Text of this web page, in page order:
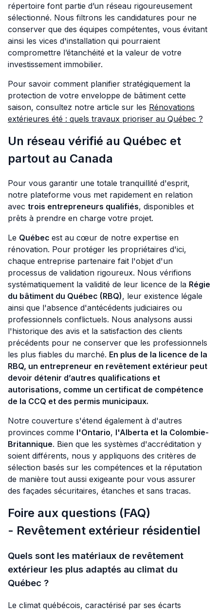
répertoire font partie d’un réseau rigoureusement
sélectionné. Nous filtrons les candidatures pour ne
conserver que des équipes compétentes, vous évitant
ainsi les vices d'installation qui pourraient
compromettre l’étanchéité et la valeur de votre
investissement immobilier.
Pour savoir comment planifier stratégiquement la
protection de votre enveloppe de bâtiment cette
saison, consultez notre article sur les Rénovations
extérieures été : quels travaux prioriser au Québec ?
Un réseau vérifié au Québec et
partout au Canada
Pour vous garantir une totale tranquillité d'esprit,
notre plateforme vous met rapidement en relation
avec trois entrepreneurs qualifiés, disponibles et
prêts à prendre en charge votre projet.
Le Québec est au cœur de notre expertise en
rénovation. Pour protéger les propriétaires d'ici,
chaque entreprise partenaire fait l'objet d'un
processus de validation rigoureux. Nous vérifions
systématiquement la validité de leur licence de la Régie
du bâtiment du Québec (RBQ), leur existence légale
ainsi que l'absence d'antécédents judiciaires ou
professionnels conflictuels. Nous analysons aussi
l'historique des avis et la satisfaction des clients
précédents pour ne conserver que les professionnels
les plus fiables du marché. En plus de la licence de la
RBQ, un entrepreneur en revêtement extérieur peut
devoir détenir d’autres qualifications et
autorisations, comme un certificat de compétence
de la CCQ et des permis municipaux.
Notre couverture s'étend également à d'autres
provinces comme l'Ontario, l'Alberta et la Colombie-
Britannique. Bien que les systèmes d'accréditation y
soient différents, nous y appliquons des critères de
sélection basés sur les compétences et la réputation
de manière tout aussi exigeante pour vous assurer
des façades sécuritaires, étanches et sans tracas.
Foire aux questions (FAQ)
- Revêtement extérieur résidentiel
Quels sont les matériaux de revêtement
extérieur les plus adaptés au climat du
Québec ?
Le climat québécois, caractérisé par ses écarts